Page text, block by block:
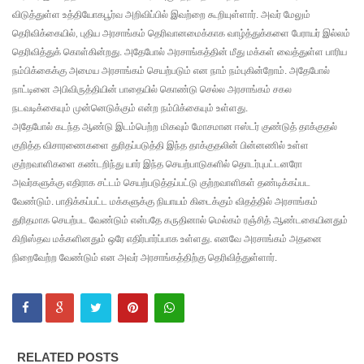
கை!
மட்டக்கள
ப்பு
சிறைச்சா
லையை
சுற்றி
பலத்த
பாதுகாப்பு!
லலித் -
காணாமற்
வழக்கு
விடுத்துள்ள உத்தியோகபூர்வ அறிவிப்பில் இவற்றை கூறியுள்ளார். அவர் மேலும்
தெரிவிக்கையில் புதிய அரசாங்கம் தெரிவானமைக்காக வாழ்த்துக்களை பேராயர் இல்லம்
தெரிவித்துக் கொள்கின்றது. அதேபோல் அரசாங்கத்தின் மீது மக்கள் வைத்துள்ள பாரிய
நம்பிக்கைக்கு அமைய அரசாங்கம் செயற்படும் என நாம் நம்புகின்றோம். அதேபோல்
நாட்டினை அபிவிருத்தியின் பாதையில் கொண்டு செல்ல அரசாங்கம் சகல
நடவடிக்கையும் முன்னெடுக்கும் என்ற நம்பிக்கையும் உள்ளது.
அதேபோல் கடந்த ஆண்டு இடம்பெற்ற மிகவும் மோசமான ஈஸ்டர் குண்டுத் தாக்குதல்
குறித்த விசாரணைகளை துரிதப்படுத்தி இந்த தாக்குதலின் பின்னணில் உள்ள
குற்றவாளிகளை கண்டறிந்து யார் இந்த செயற்பாடுகளில் தொடர்புபட்டனரோ
அவர்களுக்கு எதிராக சட்டம் செயற்படுத்தப்பட்டு குற்றவாளிகள் தண்டிக்கப்பட
வேண்டும். பாதிக்கப்பட்ட மக்களுக்கு நியாயம் கிடைக்கும் விதத்தில் அரசாங்கம்
துரிதமாக செயற்பட வேண்டும் என்பதே கருதினால் மெல்கம் ரஞ்சித் ஆண்டகையினதும்
கிறிஸ்தவ மக்களினதும் ஒரே எதிர்பார்ப்பாக உள்ளது. எனவே அரசாங்கம் அதனை
நிறைவேற்ற வேண்டும் என அவர் அரசாங்கத்திற்கு தெரிவித்துள்ளார்.
RELATED POSTS